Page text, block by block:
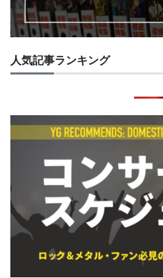
人気記事ランキング